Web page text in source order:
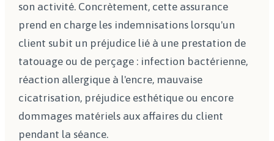
son activité. Concrètement, cette assurance
prend en charge les indemnisations lorsqu'un
client subit un préjudice lié à une prestation de
tatouage ou de perçage : infection bactérienne,
réaction allergique à l'encre, mauvaise
cicatrisation, préjudice esthétique ou encore
dommages matériels aux affaires du client
pendant la séance.